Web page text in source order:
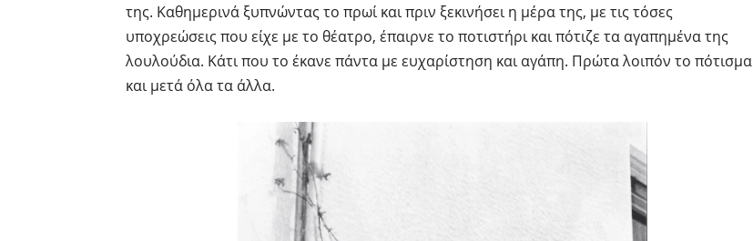
της. Καθημερινά ξυπνώντας το πρωί και πριν ξεκινήσει η μέρα της, με τις τόσες
υποχρεώσεις που είχε με το θέατρο, έπαιρνε το ποτιστήρι και πότιζε τα αγαπημένα της
λουλούδια. Κάτι που το έκανε πάντα με ευχαρίστηση και αγάπη. Πρώτα λοιπόν το πότισμα
και μετά όλα τα άλλα.